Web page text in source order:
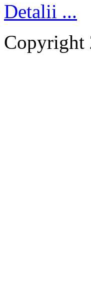
Detalii ...
Copyright